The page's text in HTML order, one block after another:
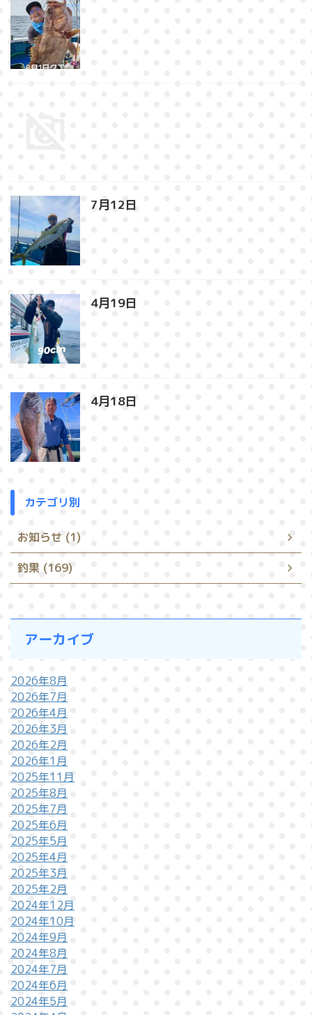
7月12日⁡
4月19日⁡
4月18日
カテゴリ別
お知らせ (1)
釣果 (169)
アーカイブ
2026年8月
2026年7月
2026年4月
2026年3月
2026年2月
2026年1月
2025年11月
2025年8月
2025年7月
2025年6月
2025年5月
2025年4月
2025年3月
2025年2月
2024年12月
2024年10月
2024年9月
2024年8月
2024年7月
2024年6月
2024年5月